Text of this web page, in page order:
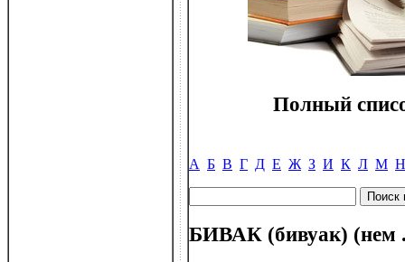
Полный
А Б В Г Д Е Ж З И К Л М Н
БИВАК (бивуак) (нем